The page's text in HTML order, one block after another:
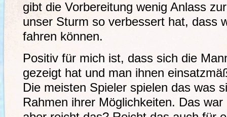
gibt die Vorbereitung wenig Anlass
unser Sturm so verbessert hat, dass
fahren können.
Positiv für mich ist, dass sich die
gezeigt hat und man ihnen
Die meisten Spieler spielen das was
Rahmen ihrer Möglichkeiten. Das